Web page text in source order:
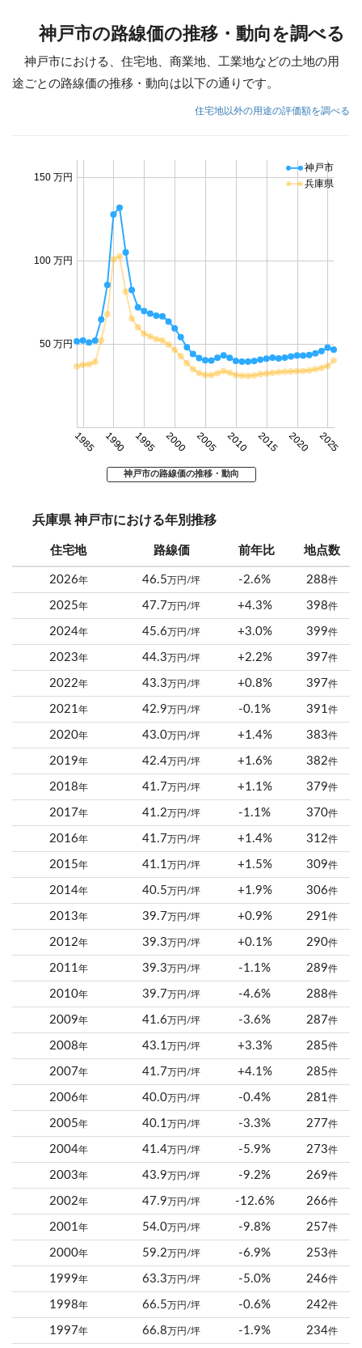
神戸市の路線価の推移・動向を調べる
神戸市における、住宅地、商業地、工業地などの土地の用
途ごとの路線価の推移・動向は以下の通りです。
住宅地以外の用途の評価額を調べる
1985 1990 1995 2000 2005 2010 2015 2020 2025
50 万円
100 万円
150 万円
神戸市
兵庫県
神戸市の路線価の推移・動向
兵庫県 神戸市における年別推移
住宅地 路線価 前年比 地点数
2026年 46.5 万円/坪 -2.6% 288件
2025年 47.7 万円/坪 +4.3% 398件
2024年 45.6 万円/坪 +3.0% 399件
2023年 44.3 万円/坪 +2.2% 397件
2022年 43.3 万円/坪 +0.8% 397件
2021年 42.9 万円/坪 -0.1% 391件
2020年 43.0 万円/坪 +1.4% 383件
2019年 42.4 万円/坪 +1.6% 382件
2018年 41.7 万円/坪 +1.1% 379件
2017年 41.2 万円/坪 -1.1% 370件
2016年 41.7 万円/坪 +1.4% 312件
2015年 41.1 万円/坪 +1.5% 309件
2014年 40.5 万円/坪 +1.9% 306件
2013年 39.7 万円/坪 +0.9% 291件
2012年 39.3 万円/坪 +0.1% 290件
2011年 39.3 万円/坪 -1.1% 289件
2010年 39.7 万円/坪 -4.6% 288件
2009年 41.6 万円/坪 -3.6% 287件
2008年 43.1 万円/坪 +3.3% 285件
2007年 41.7 万円/坪 +4.1% 285件
2006年 40.0 万円/坪 -0.4% 281件
2005年 40.1 万円/坪 -3.3% 277件
2004年 41.4 万円/坪 -5.9% 273件
2003年 43.9 万円/坪 -9.2% 269件
2002年 47.9 万円/坪 -12.6% 266件
2001年 54.0 万円/坪 -9.8% 257件
2000年 59.2 万円/坪 -6.9% 253件
1999年 63.3 万円/坪 -5.0% 246件
1998年 66.5 万円/坪 -0.6% 242件
1997年 66.8 万円/坪 -1.9% 234件